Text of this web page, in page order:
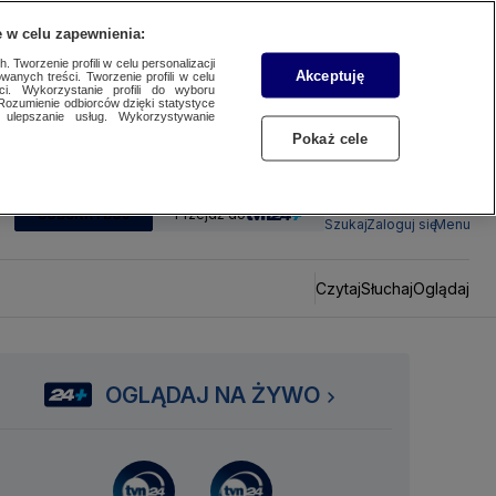
SUBSKRYBUJ Przejdź do
SzukajZaloguj sięMenu
CzytajSłuchajOglądaj
OGLĄDAJ NA ŻYWO
w celu zapewnienia:
Tworzenie profili w celu personalizacji
treści. Tworzenie profili w celu
Wykorzystanie profili do wyboru
odbiorców dzięki statystyce
usług. Wykorzystywanie
Akceptuję
Pokaż cele